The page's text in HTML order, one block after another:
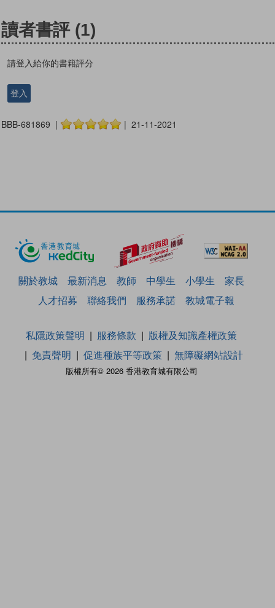
讀者書評 (1)
請登入給你的書籍評分
登入
BBB-681869 | | 21-11-2021
關於教城 最新消息 教師 中學生 小學生
家長
人才招募
聯絡我們 服務承諾 教城電子報
版權所有© 2026 香港教育城有限公司
私隱政策聲明 服務條款
版權及知識產權政策
免責聲明
促進種族平等政策 無障礙網站設計